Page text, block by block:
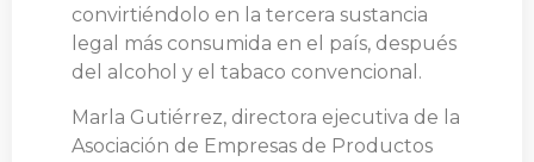
convirtiéndolo en la tercera sustancia
legal más consumida en el país, después
del alcohol y el tabaco convencional.
Marla Gutiérrez, directora ejecutiva de la
Asociación de Empresas de Productos